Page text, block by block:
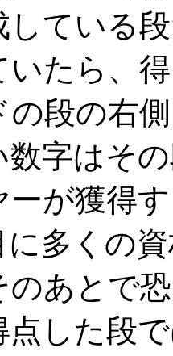
している
いたら、
の段の右
数字はそ
ーが獲得
多くの
のあとで
点した段